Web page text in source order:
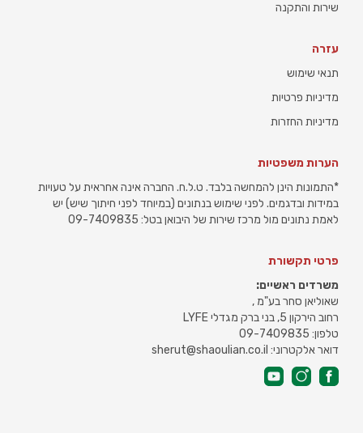
שירות והתקנה
עזרה
תנאי שימוש
מדיניות פרטיות
מדיניות החזרות
הערות משפטיות
*התמונות הינן להמחשה בלבד. ט.ל.ח. החברה אינה אחראית על טעויות
במידות ובדגמים. לפני שימוש בנתונים (במיוחד לפני חיתוך שיש) יש
לאמת נתונים מול מרכז שירות של היבואן בטל: 09-7409835
פרטי תקשורת
משרדים ראשיים:
שאוליאן סחר בע"מ ,
רחוב הירקון 5, בני ברק מגדלי LYFE
טלפון: 09-7409835
דואר אלקטרוני: sherut@shaoulian.co.il